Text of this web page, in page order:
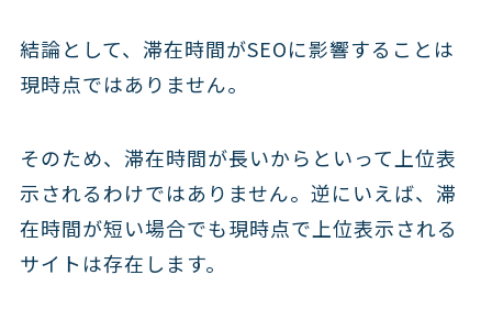
結論として、滞在時間がSEOに影響することは
現時点ではありません。
そのため、滞在時間が長いからといって上位表
示されるわけではありません。逆にいえば、滞
在時間が短い場合でも現時点で上位表示される
サイトは存在します。